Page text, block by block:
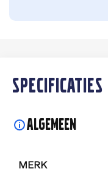
Algemeen
MERK